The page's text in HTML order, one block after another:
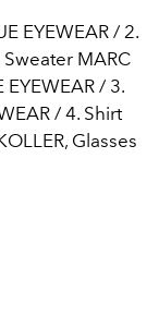
EYEWEAR / 2.
Sweater MARC
EYEWEAR / 3.
/ 4. Shirt
Glasses